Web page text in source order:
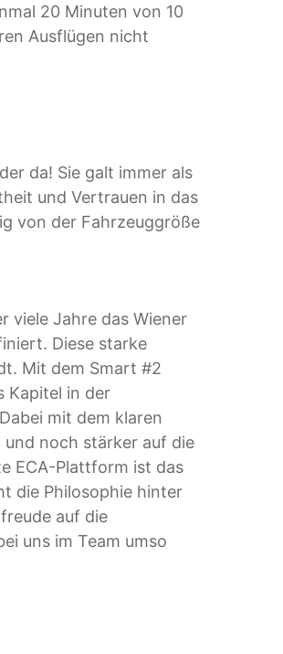
20 Minuten von 10
Ausflügen nicht
da! Sie galt immer als
und Vertrauen in das
von der Fahrzeuggröße
viele Jahre das Wiener
Diese starke
Mit dem Smart #2
Kapitel in der
mit dem klaren
noch stärker auf die
ECA-Plattform ist das
die Philosophie hinter
auf die
uns im Team umso